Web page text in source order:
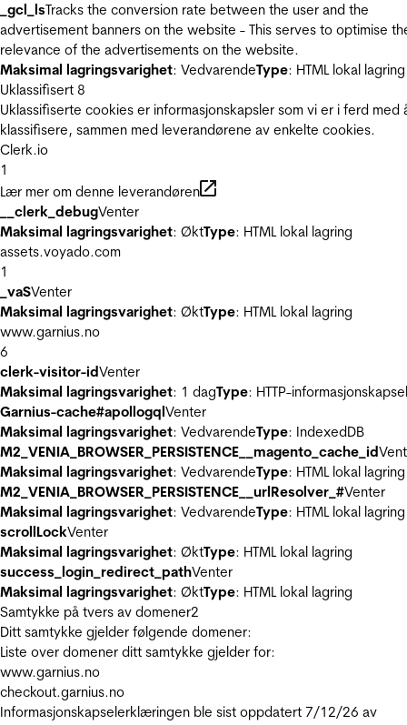
_gcl_lsTracks the conversion rate between the user and the
advertisement banners on the website - This serves to optimise
relevance of the advertisements on the website.
Maksimal lagringsvarighet: VedvarendeType: HTML lokal lagring
Uklassifisert 8
Uklassifiserte cookies er informasjonskapsler som vi er i ferd med
klassifisere, sammen med leverandørene av enkelte cookies.
Clerk.io
1
Lær mer om denne leverandøren
__clerk_debugVenter
Maksimal lagringsvarighet: ØktType: HTML lokal lagring
assets.voyado.com
1
_vaSVenter
Maksimal lagringsvarighet: ØktType: HTML lokal lagring
www.garnius.no
6
clerk-visitor-idVenter
Maksimal lagringsvarighet: 1 dagType: HTTP-informasjonskapsel
Garnius-cache#apollogqlVenter
Maksimal lagringsvarighet: VedvarendeType: IndexedDB
M2_VENIA_BROWSER_PERSISTENCE__magento_cache_id
Maksimal lagringsvarighet: VedvarendeType: HTML lokal lagring
M2_VENIA_BROWSER_PERSISTENCE__urlResolver_#Venter
Maksimal lagringsvarighet: VedvarendeType: HTML lokal lagring
scrollLockVenter
Maksimal lagringsvarighet: ØktType: HTML lokal lagring
success_login_redirect_pathVenter
Maksimal lagringsvarighet: ØktType: HTML lokal lagring
Samtykke på tvers av domener2
Ditt samtykke gjelder følgende domener:
Liste over domener ditt samtykke gjelder for:
www.garnius.no
checkout.garnius.no
Informasjonskapselerklæringen ble sist oppdatert 7/12/26 av